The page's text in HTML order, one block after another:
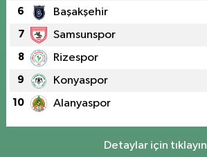
6 Başakşehir
7 Samsunspor
8 Rizespor
9 Konyaspor
10 Alanyaspor
Detaylar için tıklayın